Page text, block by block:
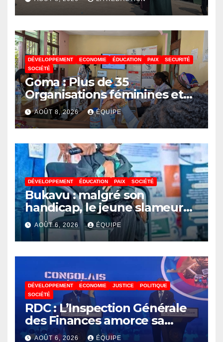
DÉVELOPPEMENT ECONOMIE ÉDUCATION PAIX
SECURITÉ
SOCIÉTÉ
Goma : Plus de 35
Organisations féminines et
associations des jeunes
réunies pour parler paix
AOÛT 8, 2026 ÉQUIPE
DÉVELOPPEMENT ÉDUCATION PAIX SOCIÉTÉ
Bukavu : malgré son
handicap, le jeune slameur
Akonkwa Kenyata Bernard
lance un appel à la solidarité
pour poursuivre ses études
AOÛT 6, 2026 ÉQUIPE
DÉVELOPPEMENT ECONOMIE JUSTICE
POLITIQUE
SOCIÉTÉ
RDC : L’Inspection Générale
des Finances amorce sa
révolution numérique pour
AOÛT 6, 2026 ÉQUIPE